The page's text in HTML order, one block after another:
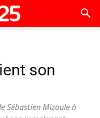
son
Sébastien Mizoule à